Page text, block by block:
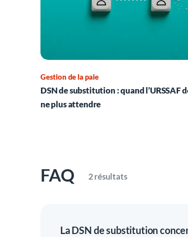
Gestion de la paie
DSN de substitution : quand l’URSSAF
ne plus attendre
FAQ 2 résultats
La DSN de substitution